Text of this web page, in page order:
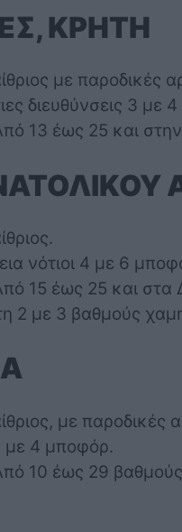
ΚΡΗΤΗ
με παροδικές
διευθύνσεις 3 με
13 έως 25 και
νότιοι 4 με 6
15 έως 25 και
2 με 3 βαθμούς
με παροδικές
με 4 μποφόρ.
10 έως 29